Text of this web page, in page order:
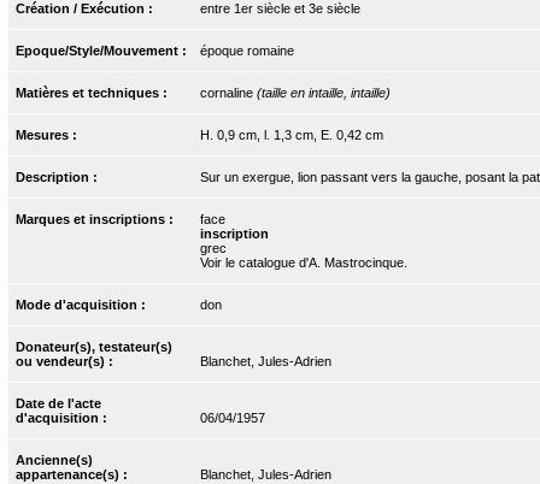
Création / Exécution : entre 1er siècle et 3e siècle
Epoque/Style/Mouvement : époque romaine
Matières et techniques : cornaline (taille en intaille, intaille)
Mesures : H. 0,9 cm, l. 1,3 cm, E. 0,42 cm
Description : Sur un exergue, lion passant vers la gauche, posant la
Marques et inscriptions :
face
inscription
grec
Voir le catalogue d'A. Mastrocinque.
Mode d'acquisition : don
Donateur(s), testateur(s)
ou vendeur(s) :
Blanchet, Jules-Adrien
Date de l'acte
d'acquisition :
06/04/1957
Ancienne(s)
appartenance(s) :
Blanchet, Jules-Adrien